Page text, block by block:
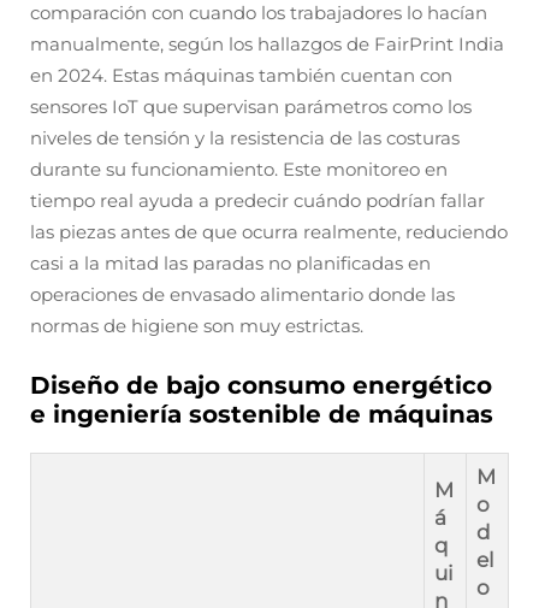
comparación con cuando los trabajadores lo hacían
manualmente, según los hallazgos de FairPrint India
en 2024. Estas máquinas también cuentan con
sensores IoT que supervisan parámetros como los
niveles de tensión y la resistencia de las costuras
durante su funcionamiento. Este monitoreo en
tiempo real ayuda a predecir cuándo podrían fallar
las piezas antes de que ocurra realmente, reduciendo
casi a la mitad las paradas no planificadas en
operaciones de envasado alimentario donde las
normas de higiene son muy estrictas.
Diseño de bajo consumo energético
e ingeniería sostenible de máquinas
M
á
q
ui
n
M
o
d
el
o